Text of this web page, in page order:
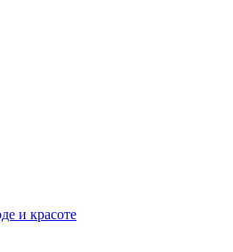
и красоте